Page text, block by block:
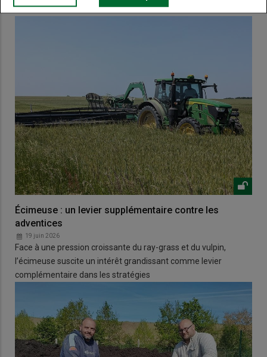
Écimeuse : un levier supplémentaire contre les
adventices
19 juin 2026
Face à une pression croissante du ray-grass et du vulpin,
l’écimeuse suscite un intérêt grandissant comme levier
complémentaire dans les stratégies